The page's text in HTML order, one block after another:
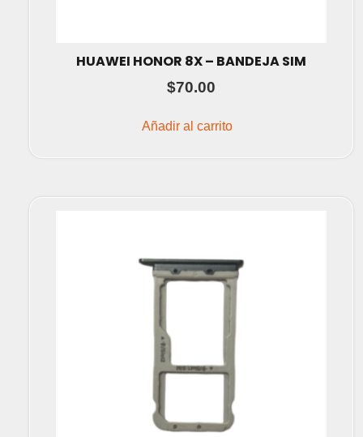
HUAWEI HONOR 8X – BANDEJA SIM
$70.00
Añadir al carrito